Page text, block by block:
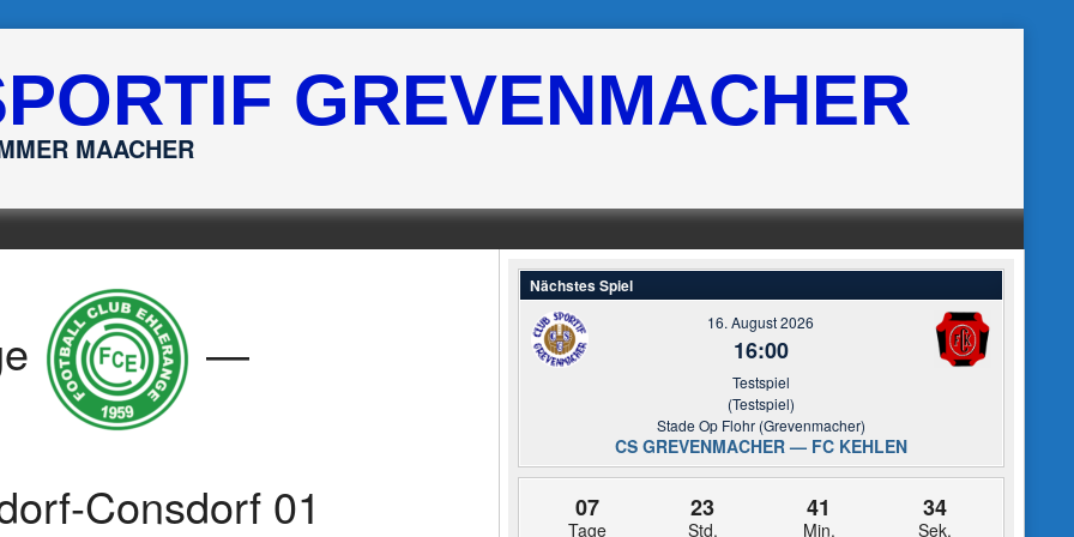
GREVENMACHER
MAACHER
—
Consdorf 01
Nächstes Spiel
16. August 2026
16:00
Testspiel
(Testspiel)
Stade Op Flohr (Grevenmacher)
CS GREVENMACHER — FC KEHLEN
07
Tage
23
Std.
41
Min.
34
Sek.